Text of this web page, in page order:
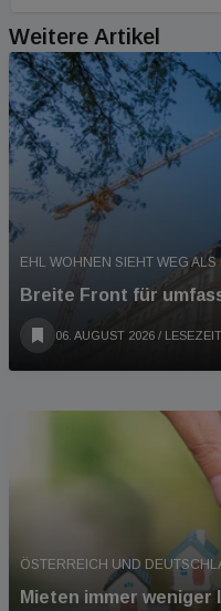
Weitere Artikel
EHL WOHNEN SIEHT WEG
Breite Front für
06. AUGUST 2026 /
ÖSTERREICH UND
Mieten immer weniger